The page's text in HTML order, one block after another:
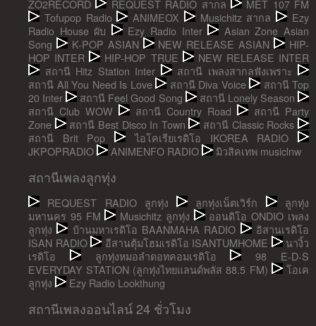
ZO2RECORD REQUEST RADIO สากล
MET 107 FM
Tofupop Radio
ANIMEOX Musichitz สากล
Ezy
Radio House ผับ
Ezy Radio Inter
Asian Zone Asian
Song
K-POP ASIAN NEW RELEASE ASIAN
HIP-
HOP INTER
HIP-HOP TRUE
NEW RELEASE INTER
สถานี Hitz Station Inter
สถานี เพลงสากลฟังเพราะ
สถานี All You Need Is Love
สถานี Diva Voice
สถานี Top
20 Inter
สถานี Feel Good Song
สถานี Lonely Season
สถานี Club WOW
สถานี Country Road
สถานี Party
Zone
สถานี Best Disco In Town
สถานี Classic Rocks
สถานี Brit Pop
ไอโคเรียเรดิโอ IKOREA RADIO
JKPOPRADIO
ANIMENFO RADIO มิวสิคเทพ musiclnw
สถานีเพลงลูกทุ่ง
REQUEST RADIO ลูกทุ่ง ลูกทุ่งเน็ตเวิร์ก
ลูกทุ่ง
มหานคร 95 FM
Musichitz ลูกทุ่ง
ออนดิโอ ONDIO เพลง
ลูกทุ่ง
บ้านมหาเรดิโอ BAANMAHA RADIO
อิสานเรดิโอ
ISAN RADIO
อีสานตุ้มโฮมเรดิโอ ISANTUMHOME
นางิ้ว
เรดิโอ
ลูกทุ่งหมอลำดอทคอมเรดิโอ
98 E-D-S
EVERYDAY STATION (ลูกทุ่งไทยแลนด์พลัส 88.5 FM)
โอเค
ลูกทุ่ง
Ezy Radio Lookthung
สถานีเพลงออนไลน์ 24 ชั่วโมง